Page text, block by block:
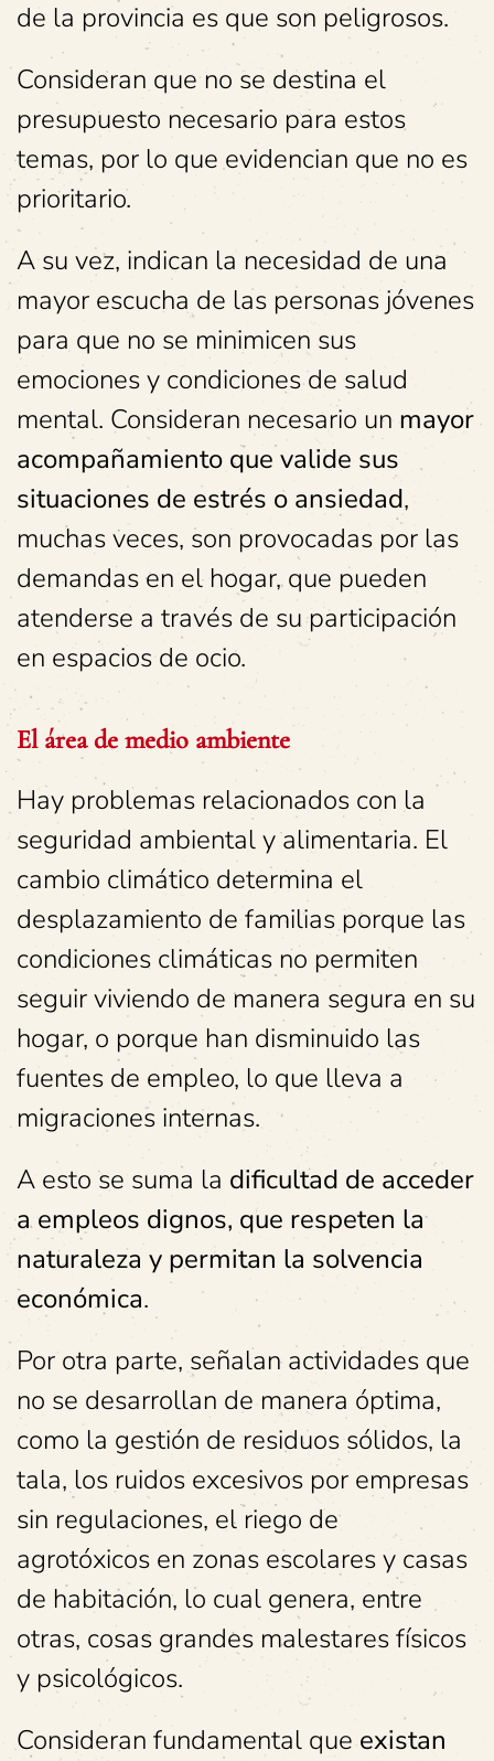
de la provincia es que son peligrosos.
Consideran que no se destina el
presupuesto necesario para estos
temas, por lo que evidencian que no es
prioritario.
A su vez, indican la necesidad de una
mayor escucha de las personas jóvenes
para que no se minimicen sus
emociones y condiciones de salud
mental. Consideran necesario un mayor
acompañamiento que valide sus
situaciones de estrés o ansiedad,
muchas veces, son provocadas por las
demandas en el hogar, que pueden
atenderse a través de su participación
en espacios de ocio.
El área de medio ambiente
Hay problemas relacionados con la
seguridad ambiental y alimentaria. El
cambio climático determina el
desplazamiento de familias porque las
condiciones climáticas no permiten
seguir viviendo de manera segura en su
hogar, o porque han disminuido las
fuentes de empleo, lo que lleva a
migraciones internas.
A esto se suma la dificultad de acceder
a empleos dignos, que respeten la
naturaleza y permitan la solvencia
económica.
Por otra parte, señalan actividades que
no se desarrollan de manera óptima,
como la gestión de residuos sólidos, la
tala, los ruidos excesivos por empresas
sin regulaciones, el riego de
agrotóxicos en zonas escolares y casas
de habitación, lo cual genera, entre
otras, cosas grandes malestares físicos
y psicológicos.
Consideran fundamental queexistan